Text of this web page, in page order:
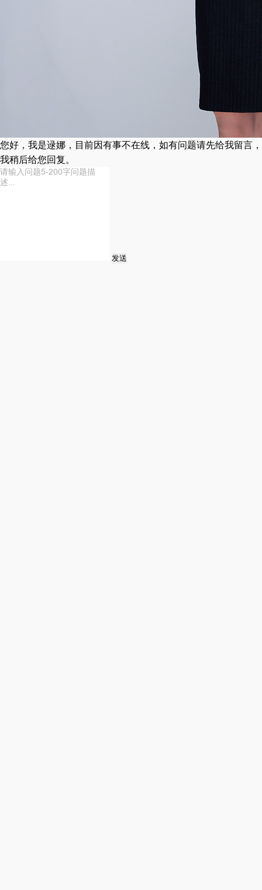
您好，我是逯娜，目前因有事不在线，如有问题请先给我留言，
我稍后给您回复。
发送